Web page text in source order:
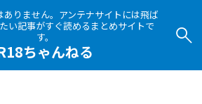
りません。アンテナサイトには飛ば
い記事がすぐ読めるまとめサイトで
す。
ちゃんねる